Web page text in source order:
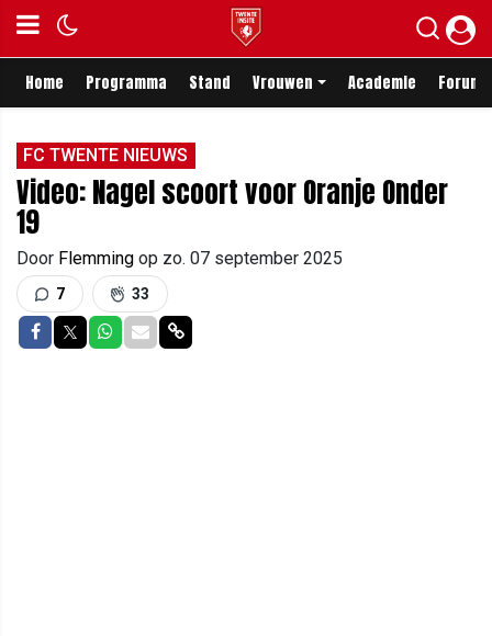
Home Programma Stand Vrouwen Academie Forum
FC TWENTE NIEUWS
Video: Nagel scoort voor Oranje Onder
19
Door Flemming op zo. 07 september 2025
7 33
Delen op Facebook
Delen op Twitter
Delen op Whatsapp
Delen via Mail
Delen via link